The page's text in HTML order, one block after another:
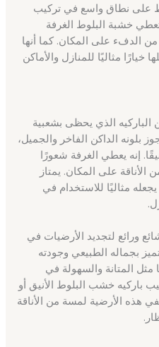
على نطاق واسع في تركيب
خشبة البلوط الغرفة
الدفء على المكان. كما أنها
خيارًا مثاليًا للمنازل والأماكن
الذي يحظى بشعبية
بلونه الداكن الفاخر والجميل،
إنه يعطي الغرفة شعورًا
على المكان. يمتاز
مثاليًا للاستخدام في
ورائع لتجديد الأرضيات في
بجماله الطبيعي وجودته
مثل المتانة والسهولة في
باركيه خشب البلوط الأنيق أو
هذه الأرضية لمسة من الأناقة